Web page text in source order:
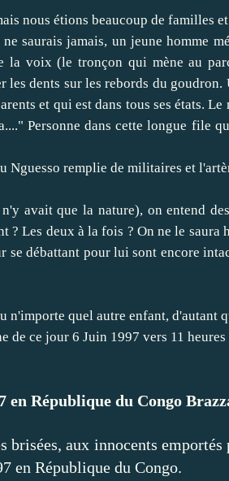
nous étions beaucoup de familles
saurais jamais, un jeune homme
la voix (le tronçon qui mène au
dents sur les rebords du goudron.
et qui est dans tous ses états.
Personne dans cette longue file
Nguesso remplie de militaires et
avait que la nature), on entend
Les deux à la fois ? On ne le saura
débattant pour lui sont encore
quel autre enfant, d'autant
de ce jour 6 Juin 1997 vers 11
en République du Congo
brisées, aux innocents
en République du Congo.